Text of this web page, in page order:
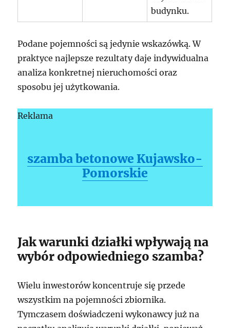
budynku.
Podane pojemności są jedynie wskazówką. W
praktyce najlepsze rezultaty daje indywidualna
analiza konkretnej nieruchomości oraz
sposobu jej użytkowania.
Reklama
szamba betonowe Kujawsko-
Pomorskie
Jak warunki działki wpływają na
wybór odpowiedniego szamba?
Wielu inwestorów koncentruje się przede
wszystkim na pojemności zbiornika.
Tymczasem doświadczeni wykonawcy już na